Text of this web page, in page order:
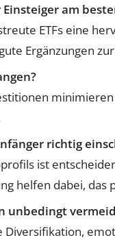
am
ETFs eine
Ergänzungen
richtig
ist
helfen dabei, das
unbedingt
Diversifikation,